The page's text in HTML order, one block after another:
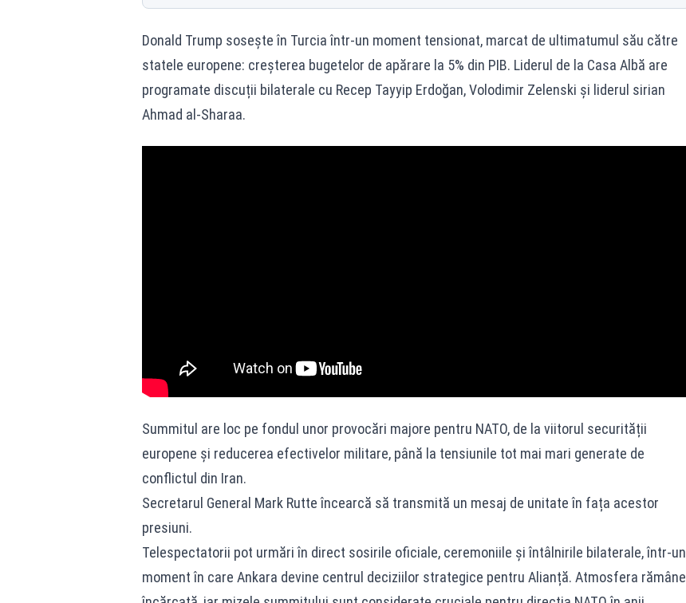
Donald Trump sosește în Turcia într-un moment tensionat, marcat de ultimatumul său către
statele europene: creșterea bugetelor de apărare la 5% din PIB. Liderul de la Casa Albă are
programate discuții bilaterale cu Recep Tayyip Erdoğan, Volodimir Zelenski și liderul sirian
Ahmad al‑Sharaa.
Summitul are loc pe fondul unor provocări majore pentru NATO, de la viitorul securității
europene și reducerea efectivelor militare, până la tensiunile tot mai mari generate de
conflictul din Iran.
Secretarul General Mark Rutte încearcă să transmită un mesaj de unitate în fața acestor
presiuni.
Telespectatorii pot urmări în direct sosirile oficiale, ceremoniile și întâlnirile bilaterale, într-un
moment în care Ankara devine centrul deciziilor strategice pentru Alianță. Atmosfera rămâne